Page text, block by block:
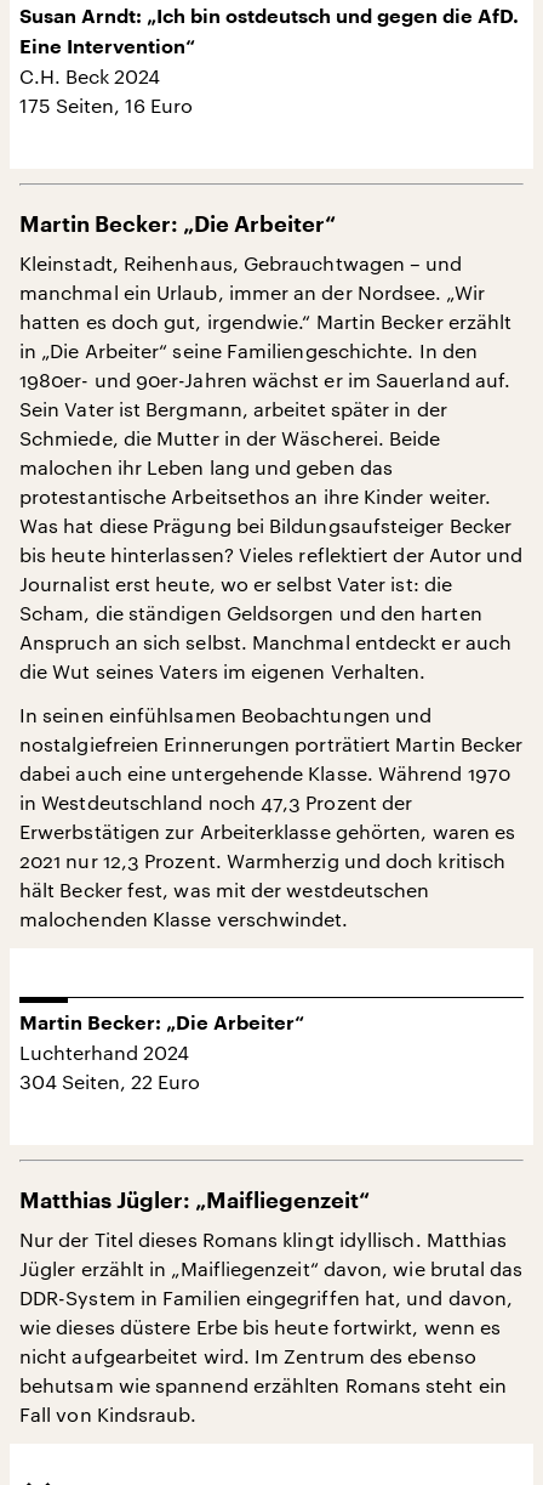
Susan Arndt: „Ich bin ostdeutsch und gegen die AfD.
Eine Intervention“
C.H. Beck 2024
175 Seiten, 16 Euro
Martin Becker: „Die Arbeiter“
Kleinstadt, Reihenhaus, Gebrauchtwagen – und
manchmal ein Urlaub, immer an der Nordsee. „Wir
hatten es doch gut, irgendwie.“ Martin Becker erzählt
in „Die Arbeiter“ seine Familiengeschichte. In den
1980er- und 90er-Jahren wächst er im Sauerland auf.
Sein Vater ist Bergmann, arbeitet später in der
Schmiede, die Mutter in der Wäscherei. Beide
malochen ihr Leben lang und geben das
protestantische Arbeitsethos an ihre Kinder weiter.
Was hat diese Prägung bei Bildungsaufsteiger Becker
bis heute hinterlassen? Vieles reflektiert der Autor und
Journalist erst heute, wo er selbst Vater ist: die
Scham, die ständigen Geldsorgen und den harten
Anspruch an sich selbst. Manchmal entdeckt er auch
die Wut seines Vaters im eigenen Verhalten.
In seinen einfühlsamen Beobachtungen und
nostalgiefreien Erinnerungen porträtiert Martin Becker
dabei auch eine untergehende Klasse. Während 1970
in Westdeutschland noch 47,3 Prozent der
Erwerbstätigen zur Arbeiterklasse gehörten, waren es
2021 nur 12,3 Prozent. Warmherzig und doch kritisch
hält Becker fest, was mit der westdeutschen
malochenden Klasse verschwindet.
Martin Becker: „Die Arbeiter“
Luchterhand 2024
304 Seiten, 22 Euro
Matthias Jügler: „Maifliegenzeit“
Nur der Titel dieses Romans klingt idyllisch. Matthias
Jügler erzählt in „Maifliegenzeit“ davon, wie brutal das
DDR-System in Familien eingegriffen hat, und davon,
wie dieses düstere Erbe bis heute fortwirkt, wenn es
nicht aufgearbeitet wird. Im Zentrum des ebenso
behutsam wie spannend erzählten Romans steht ein
Fall von Kindsraub.